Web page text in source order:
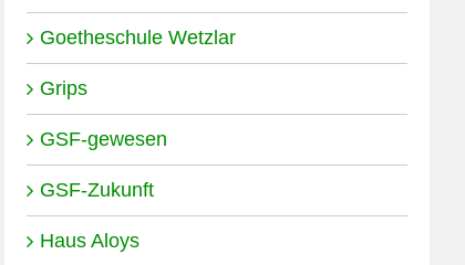
Goetheschule Wetzlar
Grips
GSF-gewesen
GSF-Zukunft
Haus Aloys